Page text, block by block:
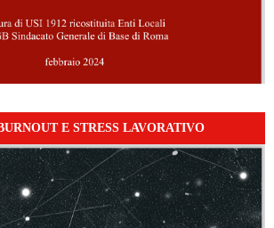
E STRESS LAVORATIVO